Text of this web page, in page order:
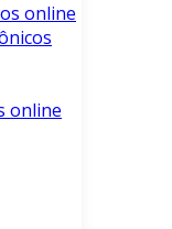
online
online